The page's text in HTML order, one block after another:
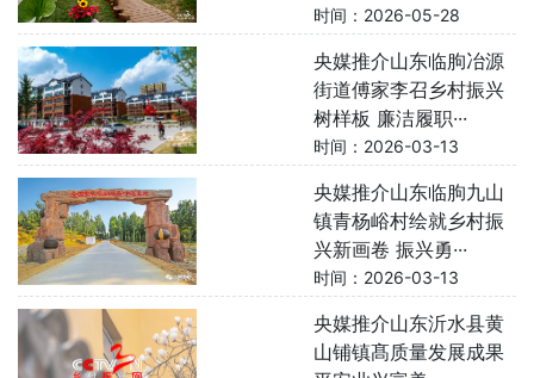
时间：2026-05-28
央媒推介山东临朐冶源
街道傅家李召乡村振兴
树样板 廉洁履职···
时间：2026-03-13
央媒推介山东临朐九山
镇青杨峪村绘就乡村振
兴新画卷 振兴勇···
时间：2026-03-13
央媒推介山东沂水县黄
山铺镇髙质量发展成果